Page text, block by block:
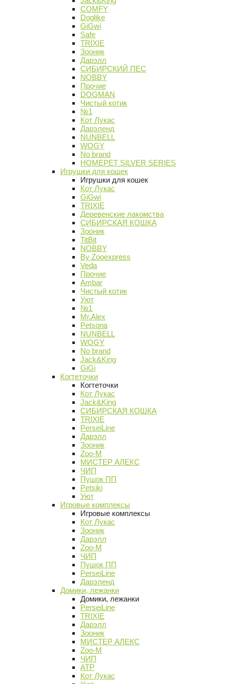
COMFY
Doglike
GiGwi
Safe
TRIXIE
Зооник
Дарэлл
СИБИРСКИЙ ПЕС
NOBBY
Прочие
DOGMAN
Чистый котик
№1
Кот Лукас
Дарэленд
NUNBELL
WOGY
No brand
HOMEPET SILVER SERIES
Игрушки для кошек
Игрушки для кошек
Кот Лукас
GiGwi
TRIXIE
Деревенские лакомства
СИБИРСКАЯ КОШКА
Зооник
TitBit
NOBBY
By Zooexpress
Veda
Прочие
Ambar
Чистый котик
Уют
№1
Mr.Alex
Petsona
NUNBELL
WOGY
No brand
Jack&King
GiGi
Когтеточки
Когтеточки
Кот Лукас
Jack&King
СИБИРСКАЯ КОШКА
TRIXIE
PerseiLine
Дарэлл
Зооник
Zoo-M
МИСТЕР АЛЕКС
ЧИП
Пушок ПП
Petsiki
Уют
Игровые комплексы
Игровые комплексы
Кот Лукас
Зооник
Дарэлл
Zoo-M
ЧИП
Пушок ПП
PerseiLine
Дарэленд
Домики, лежанки
Домики, лежанки
PerseiLine
TRIXIE
Дарэлл
Зооник
МИСТЕР АЛЕКС
Zoo-M
ЧИП
АТР
Кот Лукас